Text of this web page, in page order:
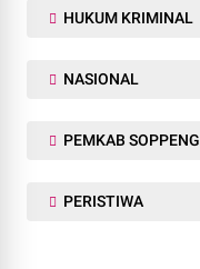
HUKUM KRIMINAL
NASIONAL
PEMKAB SOPPENG
PERISTIWA